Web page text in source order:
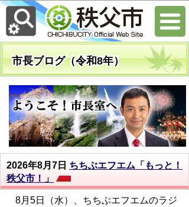
市長ブログ（令和8年）
2026年8月7日 ちちぶエフエム「もっと！
秩父市！」
8月5日（水）、ちちぶエフエムのラジ